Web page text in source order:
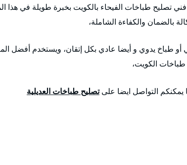
تصليح طباخات الفيحاء بالكويت بخبرة طويلة في هذا
بالضمان والكفاءة الشاملة،
أو طباخ يدوي و أيضا عادي بكل إتقان، ويستخدم أفضل
الكويت،
يمكنكم التواصل ايضا علىتصليح طباخات العديلية